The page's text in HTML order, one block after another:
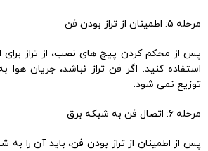
مرحله 5: اطمینان از تراز بودن فن
پس از محکم کردن پیچ های نصب، از تراز برای
استفاده کنید. اگر فن تراز نباشد، جریان هوا
توزیع نمی شود.
مرحله 6: اتصال فن به شبکه برق
پس از اطمینان از تراز بودن فن، باید آن را به